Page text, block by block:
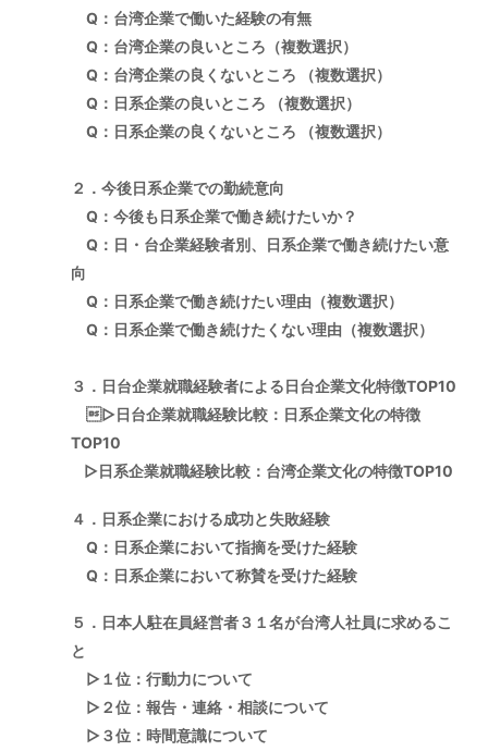
Q：台湾企業で働いた経験の有無
Q：台湾企業の良いところ（複数選択）
Q：台湾企業の良くないところ （複数選択）
Q：日系企業の良いところ （複数選択）
Q：日系企業の良くないところ （複数選択）
２．今後日系企業での勤続意向
Q：今後も日系企業で働き続けたいか？
Q：日・台企業経験者別、日系企業で働き続けたい意
向
Q：日系企業で働き続けたい理由（複数選択）
Q：日系企業で働き続けたくない理由（複数選択）
３．日台企業就職経験者による日台企業文化特徴TOP10
▷日台企業就職経験比較：日系企業文化の特徴
TOP10
▷日系企業就職経験比較：台湾企業文化の特徴TOP10
４．日系企業における成功と失敗経験
Q：日系企業において指摘を受けた経験
Q：日系企業において称賛を受けた経験
５．日本人駐在員経営者３１名が台湾人社員に求めるこ
と
▷１位：行動力について
▷２位：報告・連絡・相談について
▷３位：時間意識について